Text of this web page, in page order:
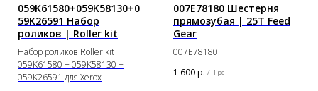
059K61580+059K58130+0
59K26591 Набор
роликов | Roller kit
Набор роликов Roller kit
059K61580 + 059K58130 +
059K26591 для Xerox
007E78180 Шестерня
прямозубая | 25T Feed
Gear
007E78180
1 600р. / 1 pc